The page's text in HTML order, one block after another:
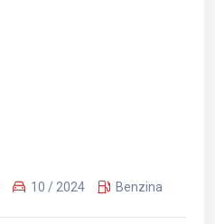
10 / 2024 Benzina